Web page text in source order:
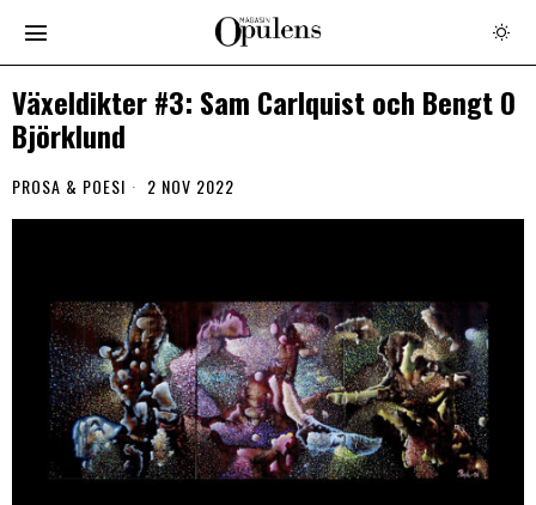
Växeldikter #3: Sam Carlquist och Bengt O
Björklund
PROSA & POESI 2 NOV 2022